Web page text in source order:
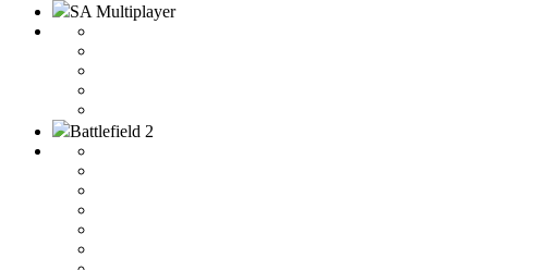
SA Multiplayer
Battlefield 2